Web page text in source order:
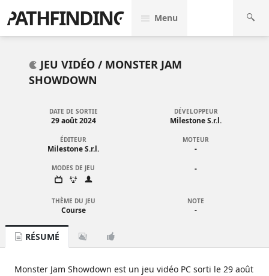
PATHFINDING Menu
JEU VIDÉO / MONSTER JAM
SHOWDOWN
DATE DE SORTIE
29 août 2024
DÉVELOPPEUR
Milestone S.r.l.
ÉDITEUR
Milestone S.r.l.
MOTEUR
-
MODES DE JEU -
THÈME DU JEU
Course
NOTE
-
RÉSUMÉ
Monster Jam Showdown est un jeu vidéo PC sorti le 29 août